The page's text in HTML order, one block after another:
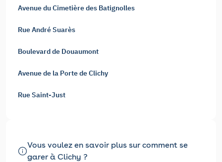
Avenue du Cimetière des Batignolles
Rue André Suarès
Boulevard de Douaumont
Avenue de la Porte de Clichy
Rue Saint-Just
Vous voulez en savoir plus sur comment se
garer à Clichy ?